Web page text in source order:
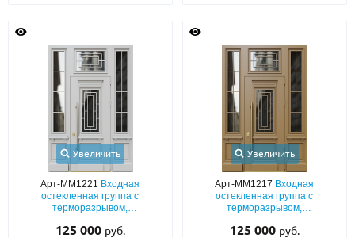
Увеличить
Арт-ММ1221 Входная
остекленная группа с
терморазрывом,
напылением RAL 7047
125 000 руб.
Увеличить
Арт-ММ1217 Входная
остекленная группа с
терморазрывом,
напылением RAL 1036
125 000 руб.